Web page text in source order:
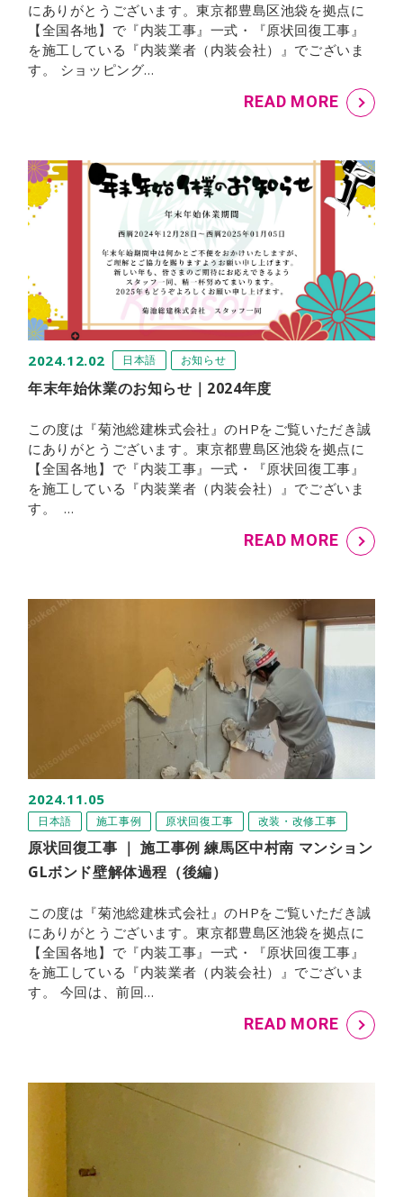
にありがとうございます。東京都豊島区池袋を拠点に
【全国各地】で『内装工事』一式・『原状回復工事』
を施工している『内装業者（内装会社）』でございま
す。 ショッピング…
READ MORE
2024.12.02 日本語 お知らせ
年末年始休業のお知らせ｜2024年度
この度は『菊池総建株式会社』のHPをご覧いただき誠
にありがとうございます。東京都豊島区池袋を拠点に
【全国各地】で『内装工事』一式・『原状回復工事』
を施工している『内装業者（内装会社）』でございま
す。 …
READ MORE
2024.11.05
日本語 施工事例 原状回復工事 改装・改修工事
原状回復工事 ｜ 施工事例 練馬区中村南 マンション
GLボンド壁解体過程（後編）
この度は『菊池総建株式会社』のHPをご覧いただき誠
にありがとうございます。東京都豊島区池袋を拠点に
【全国各地】で『内装工事』一式・『原状回復工事』
を施工している『内装業者（内装会社）』でございま
す。 今回は、前回…
READ MORE